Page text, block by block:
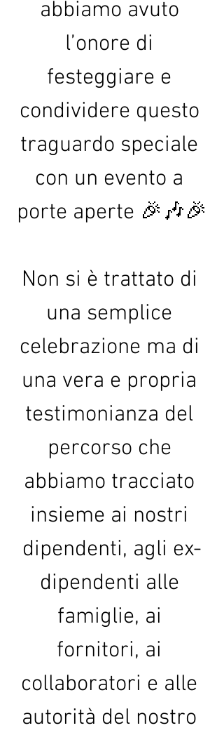
abbiamo avuto
l’onore di
festeggiare e
condividere questo
traguardo speciale
con un evento a
porte aperte 🎉🎶🎉
Non si è trattato di
una semplice
celebrazione ma di
una vera e propria
testimonianza del
percorso che
abbiamo tracciato
insieme ai nostri
dipendenti, agli ex-
dipendenti alle
famiglie, ai
fornitori, ai
collaboratori e alle
autorità del nostro